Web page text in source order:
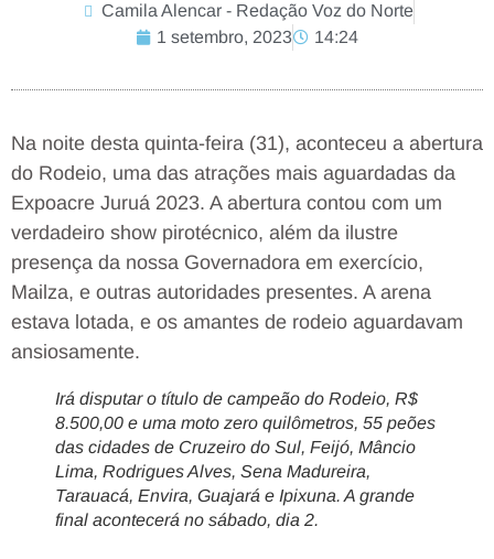
Camila Alencar - Redação Voz do Norte
1 setembro, 2023
14:24
Na noite desta quinta-feira (31), aconteceu a abertura
do Rodeio, uma das atrações mais aguardadas da
Expoacre Juruá 2023. A abertura contou com um
verdadeiro show pirotécnico, além da ilustre
presença da nossa Governadora em exercício,
Mailza, e outras autoridades presentes. A arena
estava lotada, e os amantes de rodeio aguardavam
ansiosamente.
Irá disputar o título de campeão do Rodeio, R$
8.500,00 e uma moto zero quilômetros, 55 peões
das cidades de Cruzeiro do Sul, Feijó, Mâncio
Lima, Rodrigues Alves, Sena Madureira,
Tarauacá, Envira, Guajará e Ipixuna. A grande
final acontecerá no sábado, dia 2.